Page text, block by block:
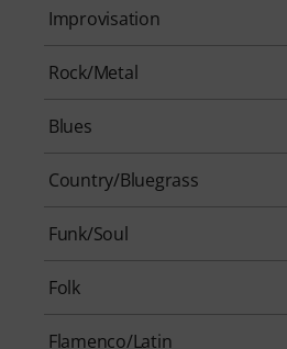
Improvisation
Rock/Metal
Blues
Country/Bluegrass
Funk/Soul
Folk
Flamenco/Latin